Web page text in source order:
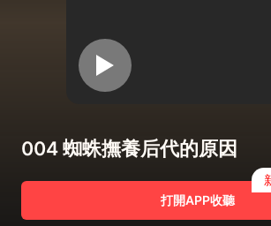
004 蜘蛛撫養后代的原因
打開APP收聽